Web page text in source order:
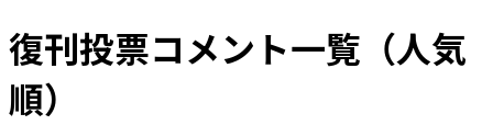
復刊投票コメント一覧（人気
順）